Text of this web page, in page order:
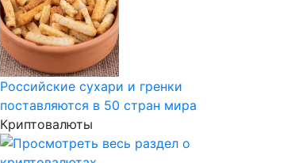
Российские сухари и гренки
поставляются в 50 стран мира
Криптовалюты